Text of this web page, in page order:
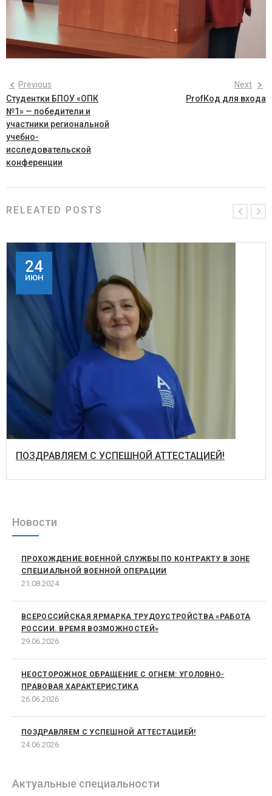
Previous
Студентки БПОУ «ОПК
№1» — победители и
участники региональной
учебно-
исследовательской
конференции
Next
ProfКод для входа
RELEATED POSTS
24
ИЮН
ПОЗДРАВЛЯЕМ С УСПЕШНОЙ АТТЕСТАЦИЕЙ!
Новости
ПРОХОЖДЕНИЕ ВОЕННОЙ СЛУЖБЫ ПО КОНТРАКТУ В ЗОНЕ
СПЕЦИАЛЬНОЙ ВОЕННОЙ ОПЕРАЦИИ
21.08.2024
ВСЕРОССИЙСКАЯ ЯРМАРКА ТРУДОУСТРОЙСТВА «РАБОТА
РОССИИ. ВРЕМЯ ВОЗМОЖНОСТЕЙ»
29.06.2026
НЕОСТОРОЖНОЕ ОБРАЩЕНИЕ С ОГНЕМ: УГОЛОВНО-
ПРАВОВАЯ ХАРАКТЕРИСТИКА
26.06.2026
ПОЗДРАВЛЯЕМ С УСПЕШНОЙ АТТЕСТАЦИЕЙ!
24.06.2026
Актуальные специальности